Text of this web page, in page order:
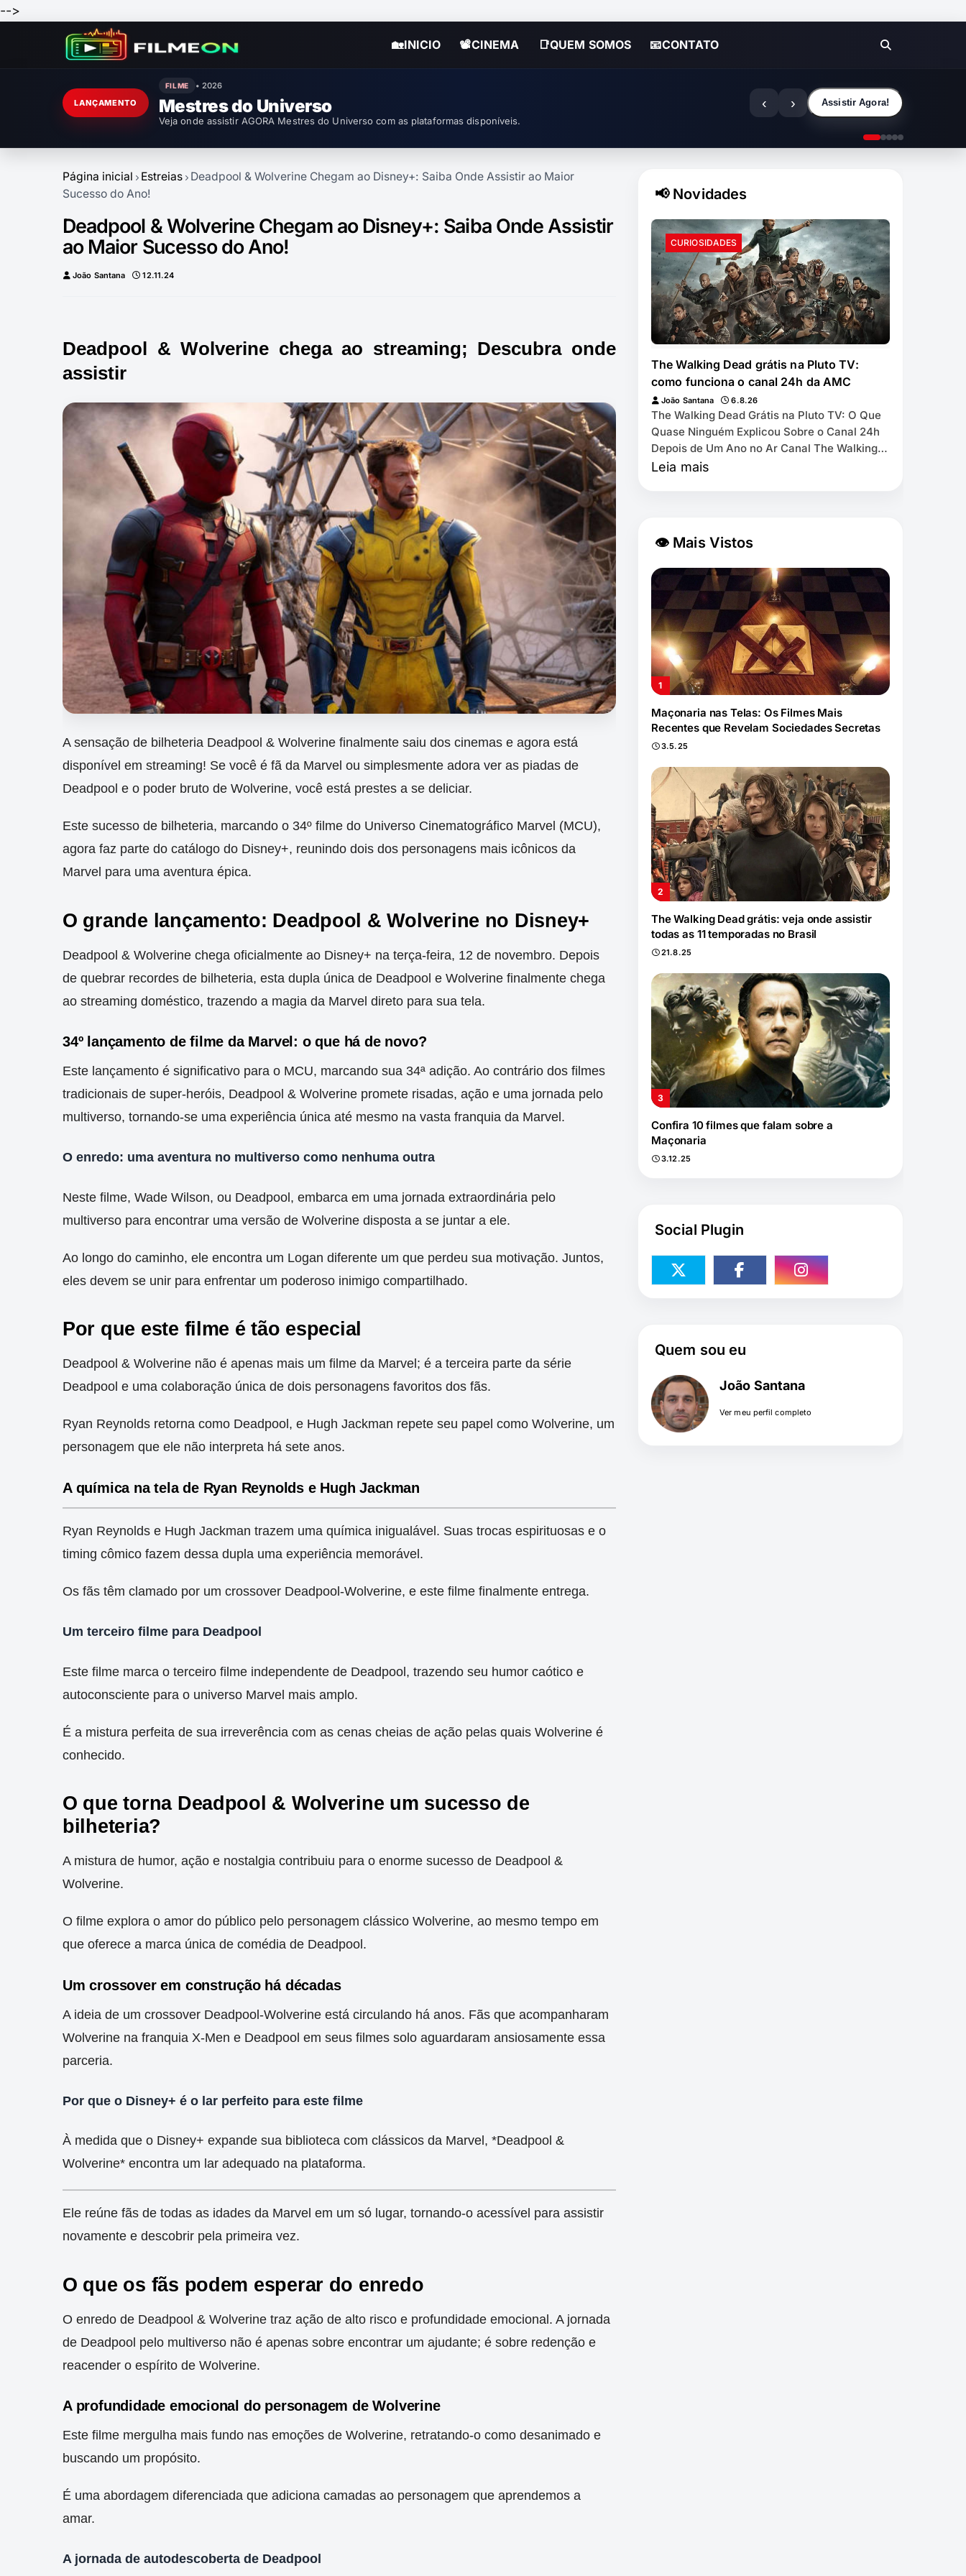
-->
🏡INICIO 📽CINEMA 📑QUEM SOMOS 📧CONTATO
LANÇAMENTO
FILME • 2026
Enola Holmes 3
Veja onde assistir AGORA Enola Holmes 3 com as plataformas disponíveis.
‹ › Assistir Agora!
Página inicial Estreias
Deadpool & Wolverine Chegam ao Disney+: Saiba Onde Assistir ao Maior
Sucesso do Ano!
Deadpool & Wolverine Chegam ao Disney+: Saiba Onde Assistir
ao Maior Sucesso do Ano!
João Santana 12.11.24
Deadpool & Wolverine chega ao streaming; Descubra onde
assistir
A sensação de bilheteria Deadpool & Wolverine finalmente saiu dos cinemas e agora está
disponível em streaming! Se você é fã da Marvel ou simplesmente adora ver as piadas de
Deadpool e o poder bruto de Wolverine, você está prestes a se deliciar.
Este sucesso de bilheteria, marcando o 34º filme do Universo Cinematográfico Marvel (MCU),
agora faz parte do catálogo do Disney+, reunindo dois dos personagens mais icônicos da
Marvel para uma aventura épica.
O grande lançamento: Deadpool & Wolverine no Disney+
Deadpool & Wolverine chega oficialmente ao Disney+ na terça-feira, 12 de novembro. Depois
de quebrar recordes de bilheteria, esta dupla única de Deadpool e Wolverine finalmente chega
ao streaming doméstico, trazendo a magia da Marvel direto para sua tela.
34º lançamento de filme da Marvel: o que há de novo?
Este lançamento é significativo para o MCU, marcando sua 34ª adição. Ao contrário dos filmes
tradicionais de super-heróis, Deadpool & Wolverine promete risadas, ação e uma jornada pelo
multiverso, tornando-se uma experiência única até mesmo na vasta franquia da Marvel.
O enredo: uma aventura no multiverso como nenhuma outra
Neste filme, Wade Wilson, ou Deadpool, embarca em uma jornada extraordinária pelo
multiverso para encontrar uma versão de Wolverine disposta a se juntar a ele.
Ao longo do caminho, ele encontra um Logan diferente um que perdeu sua motivação. Juntos,
eles devem se unir para enfrentar um poderoso inimigo compartilhado.
Por que este filme é tão especial
Deadpool & Wolverine não é apenas mais um filme da Marvel; é a terceira parte da série
Deadpool e uma colaboração única de dois personagens favoritos dos fãs.
Ryan Reynolds retorna como Deadpool, e Hugh Jackman repete seu papel como Wolverine, um
personagem que ele não interpreta há sete anos.
A química na tela de Ryan Reynolds e Hugh Jackman
Ryan Reynolds e Hugh Jackman trazem uma química inigualável. Suas trocas espirituosas e o
timing cômico fazem dessa dupla uma experiência memorável.
Os fãs têm clamado por um crossover Deadpool-Wolverine, e este filme finalmente entrega.
Um terceiro filme para Deadpool
Este filme marca o terceiro filme independente de Deadpool, trazendo seu humor caótico e
autoconsciente para o universo Marvel mais amplo.
É a mistura perfeita de sua irreverência com as cenas cheias de ação pelas quais Wolverine é
conhecido.
O que torna Deadpool & Wolverine um sucesso de
bilheteria?
A mistura de humor, ação e nostalgia contribuiu para o enorme sucesso de Deadpool &
Wolverine.
O filme explora o amor do público pelo personagem clássico Wolverine, ao mesmo tempo em
que oferece a marca única de comédia de Deadpool.
Um crossover em construção há décadas
A ideia de um crossover Deadpool-Wolverine está circulando há anos. Fãs que acompanharam
Wolverine na franquia X-Men e Deadpool em seus filmes solo aguardaram ansiosamente essa
parceria.
Por que o Disney+ é o lar perfeito para este filme
À medida que o Disney+ expande sua biblioteca com clássicos da Marvel, *Deadpool &
Wolverine* encontra um lar adequado na plataforma.
Ele reúne fãs de todas as idades da Marvel em um só lugar, tornando-o acessível para assistir
novamente e descobrir pela primeira vez.
O que os fãs podem esperar do enredo
O enredo de Deadpool & Wolverine traz ação de alto risco e profundidade emocional. A jornada
de Deadpool pelo multiverso não é apenas sobre encontrar um ajudante; é sobre redenção e
reacender o espírito de Wolverine.
A profundidade emocional do personagem de Wolverine
Este filme mergulha mais fundo nas emoções de Wolverine, retratando-o como desanimado e
buscando um propósito.
É uma abordagem diferenciada que adiciona camadas ao personagem que aprendemos a
amar.
A jornada de autodescoberta de Deadpool
📢 Novidades
CURIOSIDADES
The Walking Dead grátis na Pluto TV:
como funciona o canal 24h da AMC
João Santana 6.8.26
The Walking Dead Grátis na Pluto TV: O Que
Quase Ninguém Explicou Sobre o Canal 24h
Depois de Um Ano no Ar Canal The Walking
Dead by AMC exibe as 11 temporadas de
Leia mais
👁 Mais Vistos
Maçonaria nas Telas: Os Filmes Mais
Recentes que Revelam Sociedades Secretas
3.5.25
The Walking Dead grátis: veja onde assistir
todas as 11 temporadas no Brasil
21.8.25
Confira 10 filmes que falam sobre a
Maçonaria
3.12.25
Social Plugin
Quem sou eu
João Santana
Ver meu perfil completo